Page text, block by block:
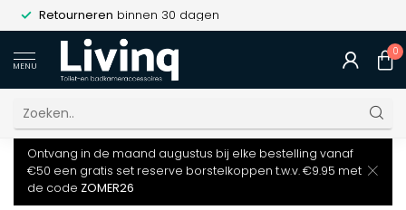
Retourneren binnen 30 dagen
MENU
0
Ontvang in de maand augustus bij elke bestelling vanaf
€50 een gratis set reserve borstelkoppen t.w.v. €9.95 met
de code ZOMER26